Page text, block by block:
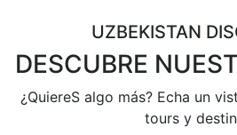
UZBEKISTAN
DESCUBRE
¿QuiereS algo más? Echa un
tours y